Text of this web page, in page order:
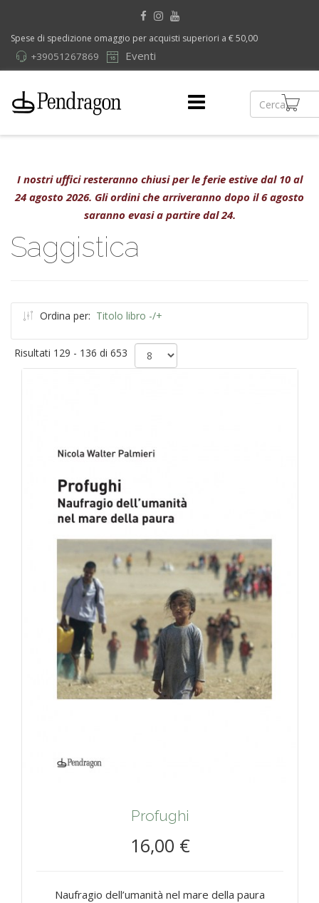
Spese di spedizione omaggio per acquisti superiori a € 50,00
Eventi
+39051267869
I nostri uffici resteranno chiusi per le ferie estive dal 10 al
24 agosto 2026. Gli ordini che arriveranno dopo il 6 agosto
saranno evasi a partire dal 24.
Saggistica
Ordina per: Titolo libro -/+
Risultati 129 - 136 di 653
Profughi
16,00 €
Naufragio dell’umanità nel mare della paura